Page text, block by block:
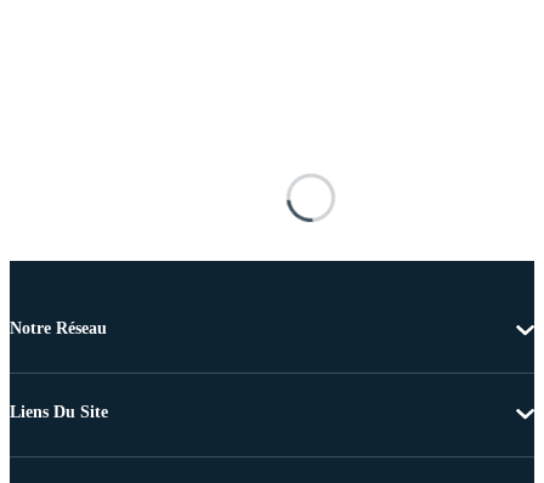
Notre Réseau
Liens Du Site